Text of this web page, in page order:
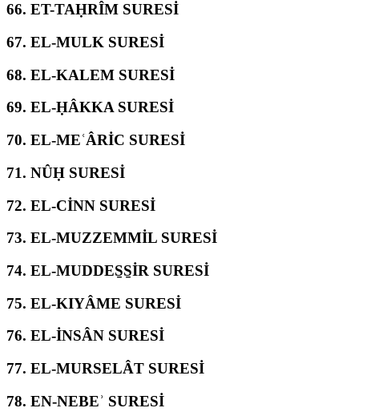
66. ET-TAḤRÎM SURESİ
67. EL-MULK SURESİ
68. EL-KALEM SURESİ
69. EL-ḤÂKKA SURESİ
70. EL-MEʿÂRİC SURESİ
71. NÛḤ SURESİ
72. EL-CİNN SURESİ
73. EL-MUZZEMMİL SURESİ
74. EL-MUDDES̱S̱İR SURESİ
75. EL-KIYÂME SURESİ
76. EL-İNSÂN SURESİ
77. EL-MURSELÂT SURESİ
78. EN-NEBEʾ SURESİ